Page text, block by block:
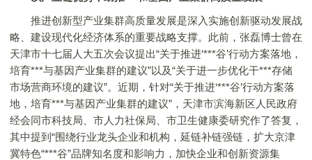
推进创新型产业集群高质量发展是深入实施创新驱动发展战
略、建设现代化经济体系的重要战略支撑。此前，张磊博士曾在
天津市十七届人大五次会议提出“关于推进‘***谷’行动方案落地，
培育***与基因产业集群的建议”以及“关于进一步优化干***存储
市场营商环境的建议”。近期，针对“关于推进‘***谷’行动方案落
地，培育***与基因产业集群的建议”，天津市滨海新区人民政府
经会同市科技局、市人力社保局、市卫生健康委研究作了答复，
其中提到“围绕行业龙头企业和机构，延链补链强链，扩大京津
冀特色“***谷”品牌知名度和影响力，加快企业和创新资源集